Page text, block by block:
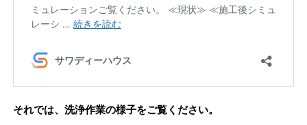
それでは、洗浄作業の様子をご覧ください。